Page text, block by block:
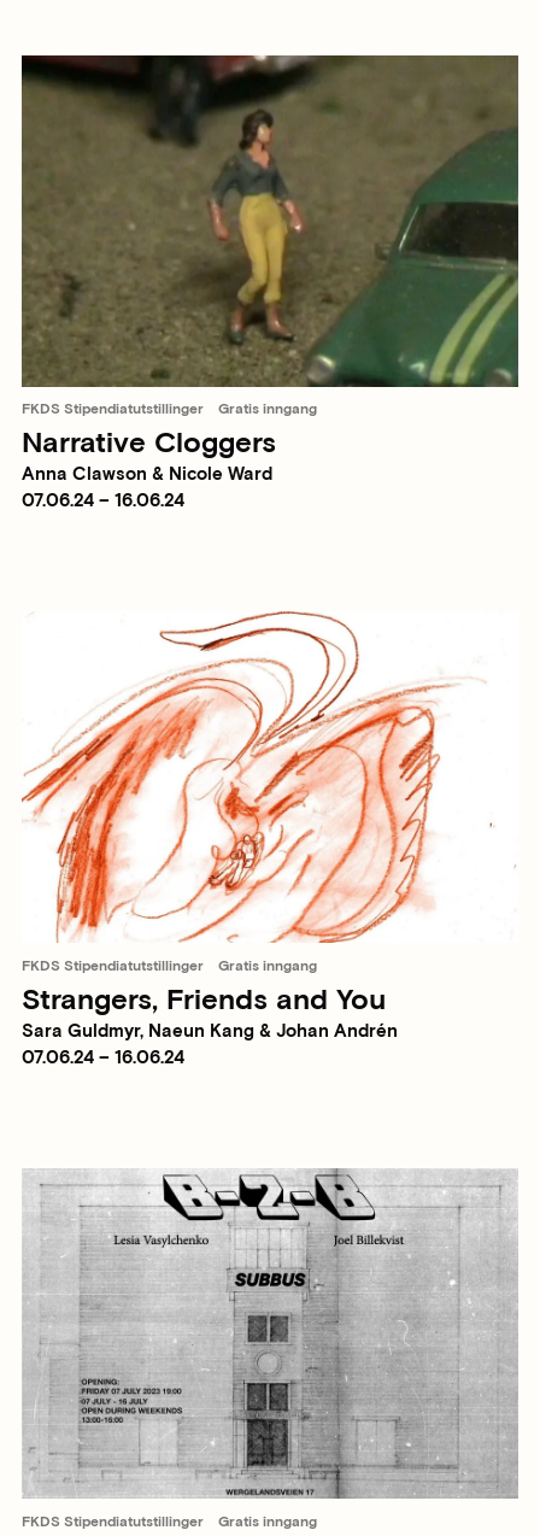
FKDS Stipendiatutstillinger Gratis inngang
Narrative Cloggers
Anna Clawson & Nicole Ward
07.06.24 – 16.06.24
FKDS Stipendiatutstillinger Gratis inngang
Strangers, Friends and You
Sara Guldmyr, Naeun Kang & Johan Andrén
07.06.24 – 16.06.24
FKDS Stipendiatutstillinger Gratis inngang